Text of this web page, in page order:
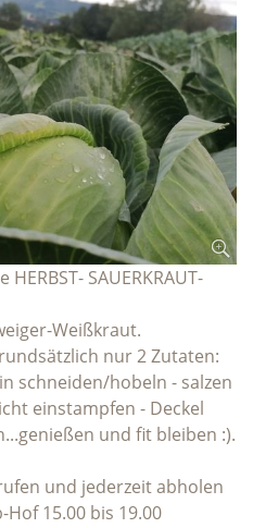
SAUERKRAUT-
Weißkraut.
nur 2 Zutaten:
schneiden/hobeln - salzen
einstampfen - Deckel
und fit bleiben :).
und jederzeit abholen
15.00 bis 19.00